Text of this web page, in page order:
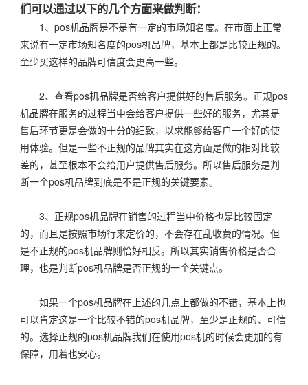
们可以通过以下的几个方面来做判断：
1、pos机品牌是不是有一定的市场知名度。在市面上正常
来说有一定市场知名度的pos机品牌，基本上都是比较正规的。
至少买这样的品牌可信度会更高一些。
2、查看pos机品牌是否给客户提供好的售后服务。正规pos
机品牌在服务的过程当中会给客户提供一些好的服务，尤其是
售后环节更是会做的十分的细致，以求能够给客户一个好的使
用体验。但是一些不正规的品牌其实在这方面是做的相对比较
差的，甚至根本不会给用户提供售后服务。所以售后服务是判
断一个pos机品牌到底是不是正规的关键要素。
3、正规pos机品牌在销售的过程当中价格也是比较固定
的，而且是按照市场行来定价的，不会存在乱收费的情况。但
是不正规的pos机品牌则恰好相反。所以其实销售价格是否合
理，也是判断pos机品牌是否正规的一个关键点。
如果一个pos机品牌在上述的几点上都做的不错，基本上也
可以肯定这是一个比较不错的pos机品牌，至少是正规的、可信
的。选择正规的pos机品牌我们在使用pos机的时候会更加的有
保障，用着也安心。